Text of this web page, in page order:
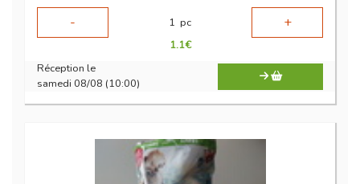
-
1 pc +
1.1€
Réception le
samedi 08/08 (10:00)